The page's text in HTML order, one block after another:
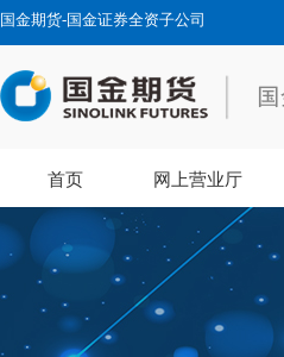
国金期货-国金证券全资子公司
首页 网上营业厅